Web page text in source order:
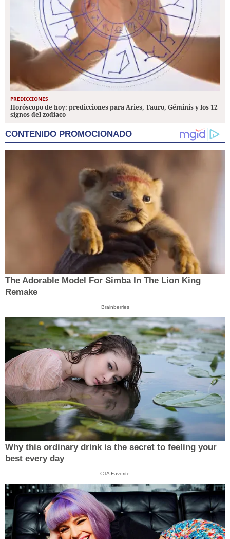
PREDICCIONES
Horóscopo de hoy: predicciones para Aries, Tauro, Géminis y los 12
signos del zodiaco
CONTENIDO PROMOCIONADO
The Adorable Model For Simba In The Lion King
Remake
Brainberries
Why this ordinary drink is the secret to feeling your
best every day
CTA Favorite